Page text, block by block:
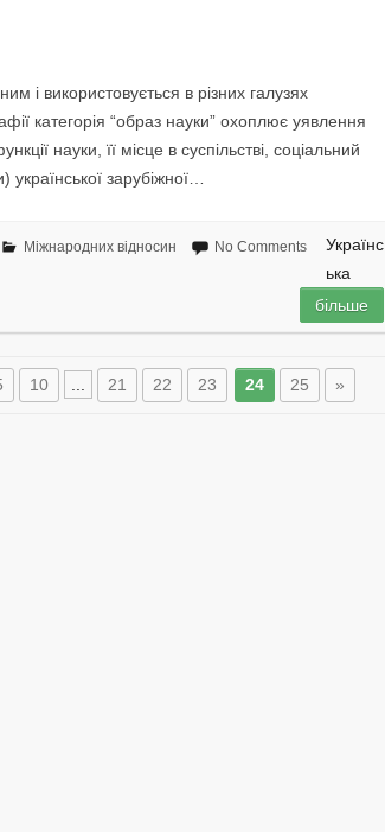
і використовується в різних галузях
категорія “образ науки” охоплює уявлення
науки, її місце в суспільстві, соціальний
зарубіжної…
Міжнародних відносин No Comments
Українс
ька
більше
10 21 22 23 24 25 »